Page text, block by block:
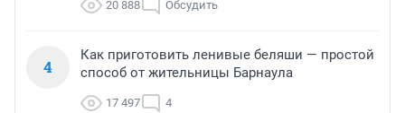
20 888 Обсудить
4
Как приготовить ленивые беляши — простой
способ от жительницы Барнаула
17 497 4